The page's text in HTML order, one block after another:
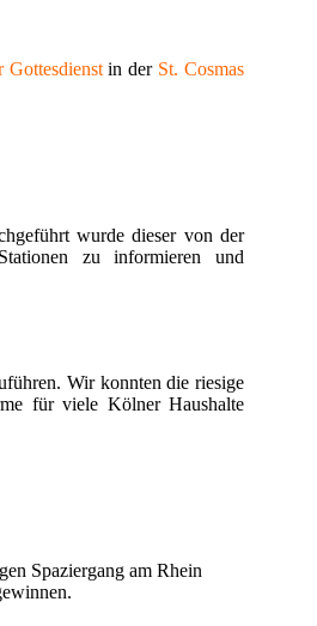
Gottesdienstin der St. Cosmas
wurde dieser von der
zu informieren und
Wir konnten die riesige
für viele Kölner Haushalte
Spaziergang am Rhein